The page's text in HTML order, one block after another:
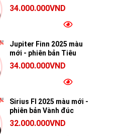
34.000.000VND
Jupiter Finn 2025 màu
mới - phiên bản Tiêu
chuẩn
34.000.000VND
Sirius FI 2025 màu mới -
phiên bản Vành đúc
32.000.000VND